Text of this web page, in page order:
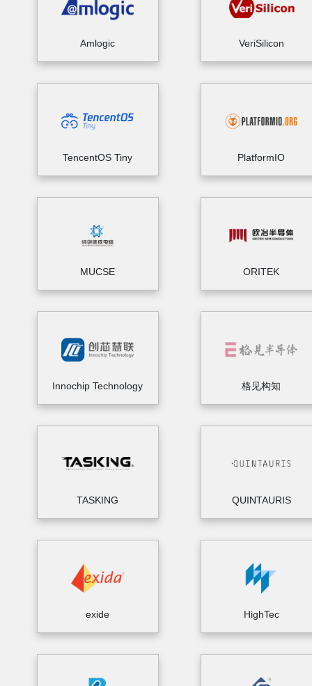
Amlogic VeriSilicon
TencentOS Tiny PlatformIO
MUCSE ORITEK
Innochip Technology 格见构知
TASKING QUINTAURIS
exide HighTec